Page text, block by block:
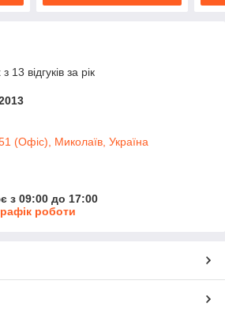
13 відгуків за рік
(Офіс), Миколаїв, Україна
з 09:00 до 17:00
роботи